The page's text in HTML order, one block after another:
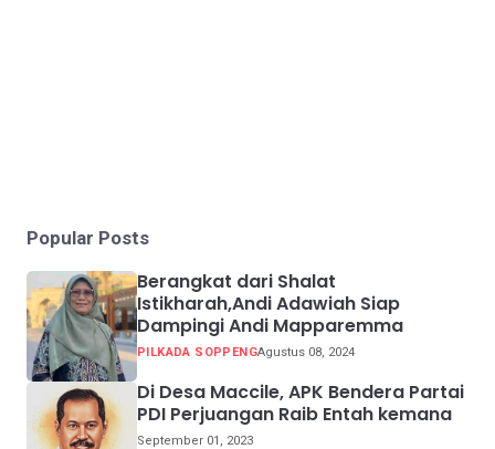
Popular Posts
Berangkat dari Shalat
Istikharah,Andi Adawiah Siap
Dampingi Andi Mapparemma
PILKADA SOPPENGAgustus 08, 2024
Di Desa Maccile, APK Bendera Partai
PDI Perjuangan Raib Entah kemana
September 01, 2023